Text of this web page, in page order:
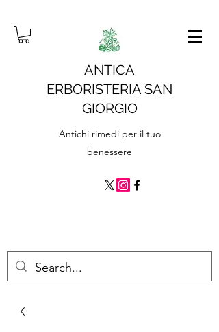
ANTICA
ERBORISTERIA SAN
GIORGIO
Antichi rimedi per il tuo
benessere